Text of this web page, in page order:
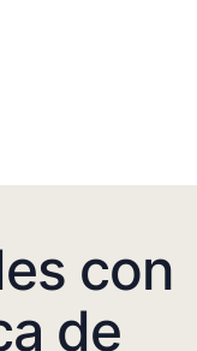
con
de